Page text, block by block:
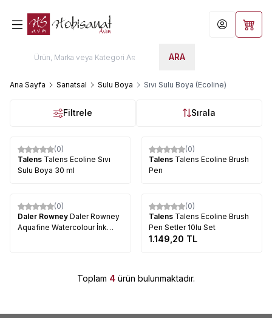
ARA
Hesabım
Ana Sayfa Sanatsal Sulu Boya Sıvı Sulu Boya (Ecoline)
Filtrele Sırala
(0)
Talens Talens Ecoline Sıvı
Sulu Boya 30 ml
(0)
Talens Talens Ecoline Brush
Pen
(0)
Daler Rowney Daler Rowney
Aquafine Watercolour İnk
(0)
Talens Talens Ecoline Brush
Pen Setler 10lu Set
1.149,20 TL
Toplam 4 ürün bulunmaktadır.